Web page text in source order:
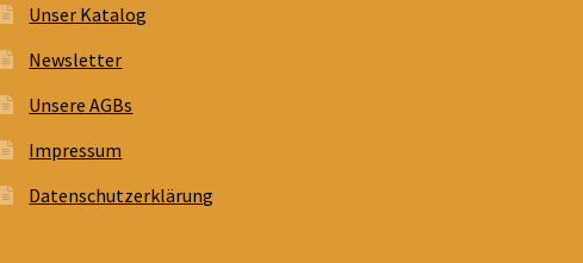
Unser Katalog
Newsletter
Unsere AGBs
Impressum
Datenschutzerklärung